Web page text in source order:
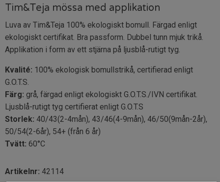
Tim&Teja mössa med applikation
Luva av Tim&Teja 100% ekologiskt bomull. Färgad enligt
ekologiskt certifikat. Bra passform. Dubbel tunn mjuk trikå.
Applikation i form av ett stjärna på ljusblå-rutigt tyg.
Kvalité: 100% ekologisk bomullstrikå, certifierad enligt
G.O.T.S.
Färg: grå, färgad enligt ekologiskt G.O.T.S./IVN certifikat.
Ljusblå-rutigt tyg certifierat enligt G.O.T.S
Storlek: 40/43(2-4mån), 43/46(4-9mån), 46/50(9mån-2år),
50/54(2-6år), 54+ (från 6 år)
Tvätt: 60°C
Artikelnr: 42114